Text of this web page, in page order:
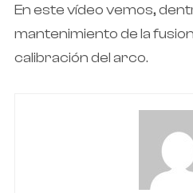
En este vídeo vemos,
mantenimiento de la
calibración del arco.